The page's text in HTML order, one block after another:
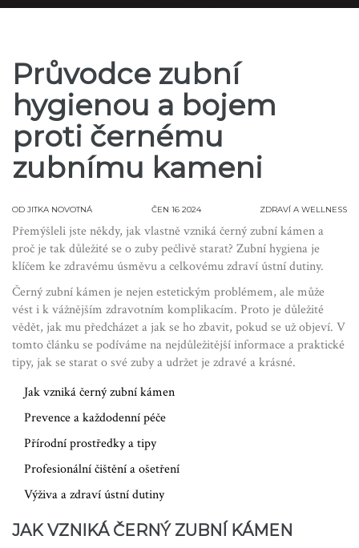
Průvodce zubní
hygienou a bojem
proti černému
zubnímu kameni
OD JITKA NOVOTNÁ ČEN 16 2024 ZDRAVÍ A WELLNESS
Přemýšleli jste někdy, jak vlastně vzniká černý zubní kámen a
proč je tak důležité se o zuby pečlivě starat? Zubní hygiena je
klíčem ke zdravému úsměvu a celkovému zdraví ústní dutiny.
Černý zubní kámen je nejen estetickým problémem, ale může
vést i k vážnějším zdravotním komplikacím. Proto je důležité
vědět, jak mu předcházet a jak se ho zbavit, pokud se už objeví. V
tomto článku se podíváme na nejdůležitější informace a praktické
tipy, jak se starat o své zuby a udržet je zdravé a krásné.
Jak vzniká černý zubní kámen
Prevence a každodenní péče
Přírodní prostředky a tipy
Profesionální čištění a ošetření
Výživa a zdraví ústní dutiny
JAK VZNIKÁ ČERNÝ ZUBNÍ KÁMEN